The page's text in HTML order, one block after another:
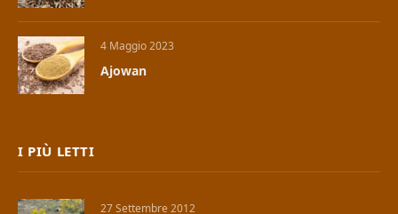
4 Maggio 2023
Ajowan
I PIÙ LETTI
27 Settembre 2012